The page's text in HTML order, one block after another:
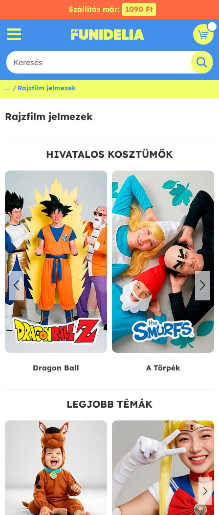
Szállítás már: 1090 Ft
... Rajzfilm jelmezek
Rajzfilm jelmezek
HIVATALOS KOSZTÜMÖK
Dragon Ball A Törpék
LEGJOBB TÉMÁK